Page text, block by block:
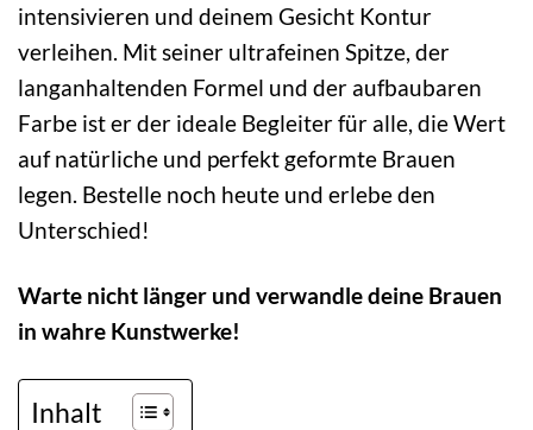
intensivieren und deinem Gesicht Kontur
verleihen. Mit seiner ultrafeinen Spitze, der
langanhaltenden Formel und der aufbaubaren
Farbe ist er der ideale Begleiter für alle, die Wert
auf natürliche und perfekt geformte Brauen
legen. Bestelle noch heute und erlebe den
Unterschied!
Warte nicht länger und verwandle deine Brauen
in wahre Kunstwerke!
Inhalt